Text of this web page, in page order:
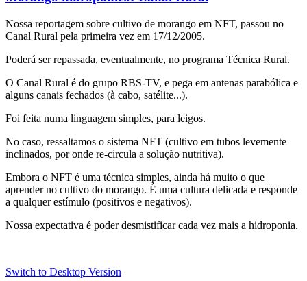
Nossa reportagem sobre cultivo de morango em NFT, passou no
Canal Rural pela primeira vez em 17/12/2005.
Poderá ser repassada, eventualmente, no programa Técnica Rural.
O Canal Rural é do grupo RBS-TV, e pega em antenas parabólica e
alguns canais fechados (à cabo, satélite...).
Foi feita numa linguagem simples, para leigos.
No caso, ressaltamos o sistema NFT (cultivo em tubos levemente
inclinados, por onde re-circula a solução nutritiva).
Embora o NFT é uma técnica simples, ainda há muito o que
aprender no cultivo do morango. É uma cultura delicada e responde
a qualquer estímulo (positivos e negativos).
Nossa expectativa é poder desmistificar cada vez mais a hidroponia.
Switch to Desktop Version